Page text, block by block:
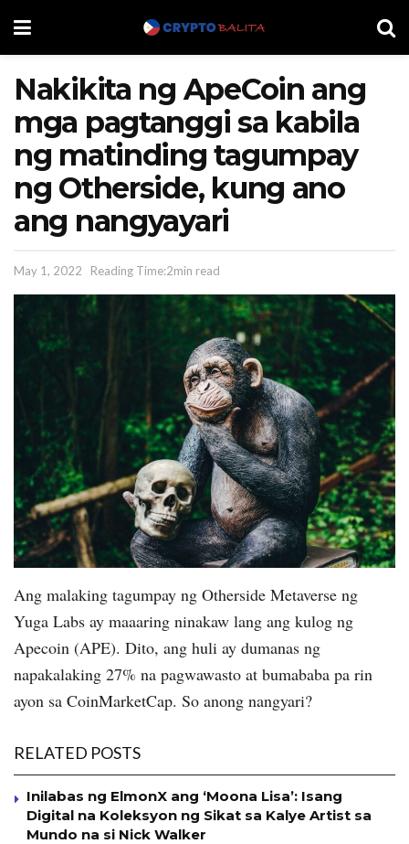
Nakikita ng ApeCoin ang
mga pagtanggi sa kabila
ng matinding tagumpay
ng Otherside, kung ano
ang nangyayari
May 1, 2022 Reading Time:2min read
Ang malaking tagumpay ng Otherside Metaverse ng
Yuga Labs ay maaaring ninakaw lang ang kulog ng
Apecoin (APE). Dito, ang huli ay dumanas ng
napakalaking 27% na pagwawasto at bumababa pa rin
ayon sa CoinMarketCap. So anong nangyari?
RELATED POSTS
Inilabas ng ElmonX ang ‘Moona Lisa’: Isang
Digital na Koleksyon ng Sikat sa Kalye Artist sa
Mundo na si Nick Walker